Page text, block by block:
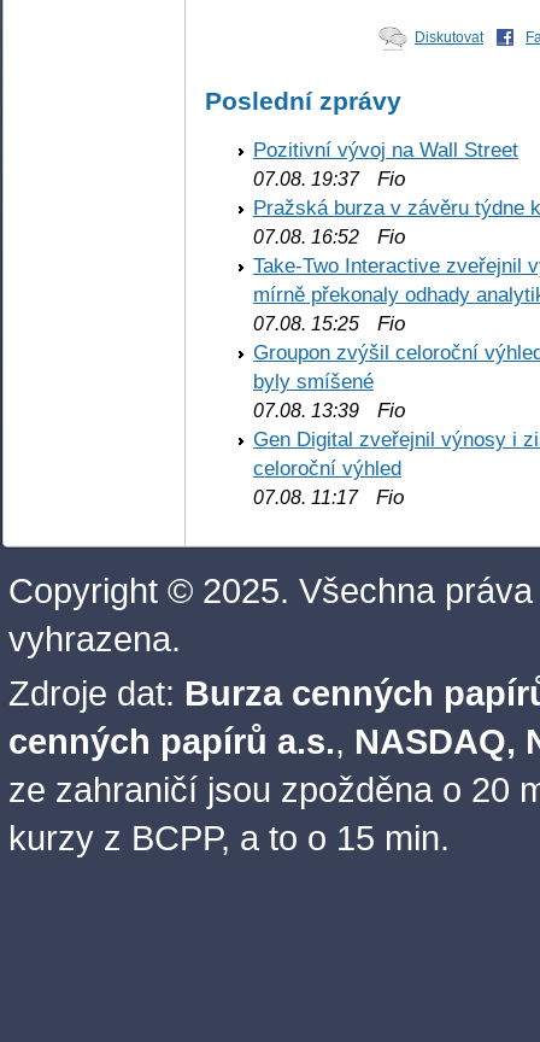
Diskutovat
Poslední zprávy
Pozitivní vývoj na Wall Street
07.08. 19:37Fio
Pražská burza v závěru týdne
07.08. 16:52 Fio
Take-Two Interactive zveřejnil
mírně překonaly odhady
07.08. 15:25 Fio
Groupon zvýšil celoroční
byly smíšené
07.08. 13:39 Fio
Gen Digital zveřejnil výnosy i
celoroční výhled
07.08. 11:17Fio
Copyright © 2025. Všechna práva
vyhrazena.
Zdroje dat: Burza cenných
cenných papírů a.s., NASDAQ,
ze zahraničí jsou zpožděna o 20
kurzy z BCPP, a to o 15 min.